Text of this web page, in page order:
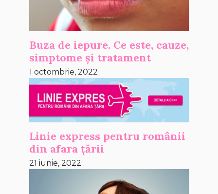
Buza de iepure. Ce este, cauze,
simptome și tratament
1 octombrie, 2022
Linie express pentru românii
din afara țării
21 iunie, 2022